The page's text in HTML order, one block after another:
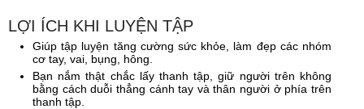
LỢI ÍCH KHI LUYỆN TẬP
Giúp tập luyện tăng cường sức khỏe, làm đẹp các nhóm
cơ tay, vai, bụng, hông.
Bạn nắm thật chắc lấy thanh tập, giữ người trên không
bằng cách duỗi thẳng cánh tay và thân người ở phía trên
thanh tập.